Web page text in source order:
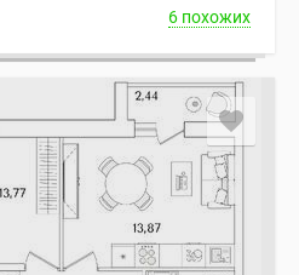
6 похожих